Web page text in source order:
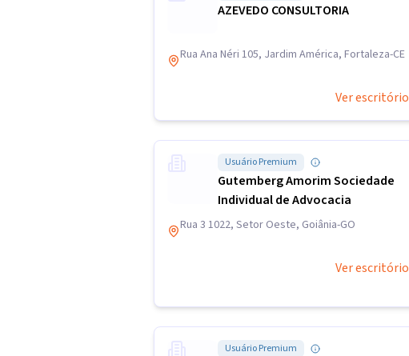
AZEVEDO CONSULTORIA
Rua Ana Néri 105, Jardim América, Fortaleza-CE
Ver escritório
Usuário Premium
Gutemberg Amorim Sociedade
Individual de Advocacia
Rua 3 1022, Setor Oeste, Goiânia-GO
Ver escritório
Usuário Premium